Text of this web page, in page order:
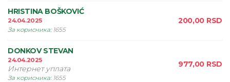
HRISTINA BOŠKOVIĆ
24.04.2025
За корисника: 1655
200,00 RSD
DONKOV STEVAN
24.04.2025
Интернет уплата
За корисника: 1655
977,00 RSD